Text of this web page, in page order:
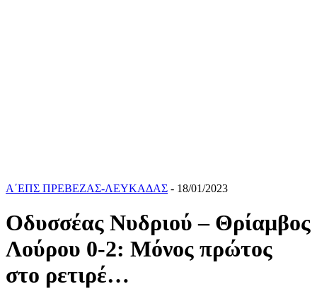
Α΄ΕΠΣ ΠΡΕΒΕΖΑΣ-ΛΕΥΚΑΔΑΣ - 18/01/2023
Οδυσσέας Νυδριού – Θρίαμβος
Λούρου 0-2: Μόνος πρώτος
στο ρετιρέ…